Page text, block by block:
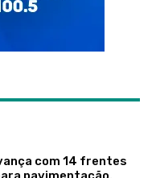
com 14 frentes